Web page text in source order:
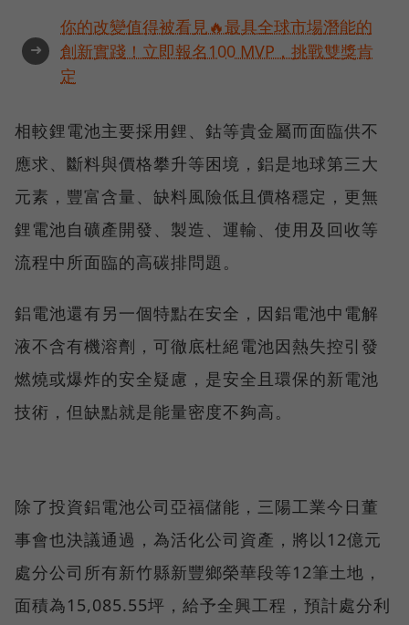
➜
你的改變值得被看見🔥最具全球市場潛能的
創新實踐！立即報名100 MVP，挑戰雙獎肯
定
相較鋰電池主要採用鋰、鈷等貴金屬而面臨供不
應求、斷料與價格攀升等困境，鋁是地球第三大
元素，豐富含量、缺料風險低且價格穩定，更無
鋰電池自礦產開發、製造、運輸、使用及回收等
流程中所面臨的高碳排問題。
鋁電池還有另一個特點在安全，因鋁電池中電解
液不含有機溶劑，可徹底杜絕電池因熱失控引發
燃燒或爆炸的安全疑慮，是安全且環保的新電池
技術，但缺點就是能量密度不夠高。
除了投資鋁電池公司亞福儲能，三陽工業今日董
事會也決議通過，為活化公司資產，將以12億元
處分公司所有新竹縣新豐鄉榮華段等12筆土地，
面積為15,085.55坪，給予全興工程，預計處分利